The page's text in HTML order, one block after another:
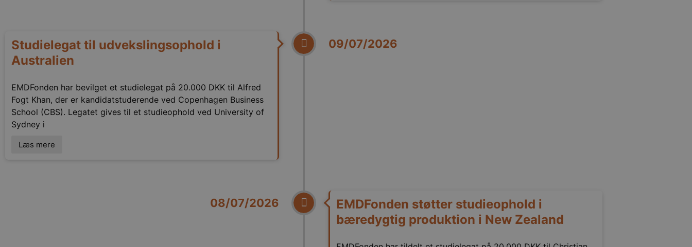
09/07/2026
Studielegat til udvekslingsophold i
Australien
EMDFonden har bevilget et studielegat på 20.000 DKK til Alfred
Fogt Khan, der er kandidatstuderende ved Copenhagen Business
School (CBS). Legatet gives til et studieophold ved University of
Sydney i
Læs mere
08/07/2026
EMDFonden støtter studieophold i
bæredygtig produktion i New Zealand